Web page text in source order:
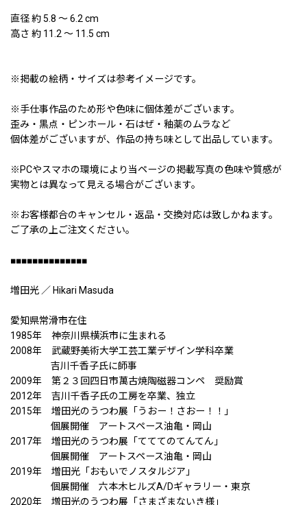
直径 約 5.8 〜 6.2 cm
高さ 約 11.2 〜 11.5 cm
※掲載の絵柄・サイズは参考イメージです。
※手仕事作品のため形や色味に個体差がございます。
歪み・黒点・ピンホール・石はぜ・釉薬のムラなど
個体差がございますが、作品の持ち味として出品しています。
※PCやスマホの環境により当ページの掲載写真の色味や質感が
実物とは異なって見える場合がございます。
※お客様都合のキャンセル・返品・交換対応は致しかねます。
ご了承の上ご注文ください。
■■■■■■■■■■■■■■
増田光 ／ Hikari Masuda
愛知県常滑市在住
1985年 神奈川県横浜市に生まれる
2008年 武蔵野美術大学工芸工業デザイン学科卒業
吉川千香子氏に師事
2009年 第２３回四日市萬古焼陶磁器コンペ 奨励賞
2012年 吉川千香子氏の工房を卒業、独立
2015年 増田光のうつわ展「うおー！さおー！！」
個展開催 アートスペース油亀・岡山
2017年 増田光のうつわ展「てててのてんてん」
個展開催 アートスペース油亀・岡山
2019年 増田光「おもいでノスタルジア」
個展開催 六本木ヒルズA/Dギャラリー・東京
2020年 増田光のうつわ展「さまざまないき様」